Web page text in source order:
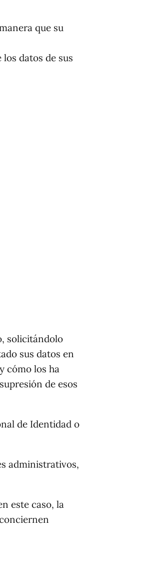
que su
datos de sus
solicitándolo
sus datos en
cómo los ha
de esos
de Identidad o
administrativos,
este caso, la